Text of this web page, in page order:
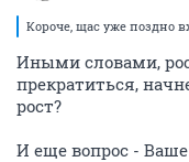
Короче, щас уже поздно
Иными словами,
прекратиться,
рост?
И еще вопрос -